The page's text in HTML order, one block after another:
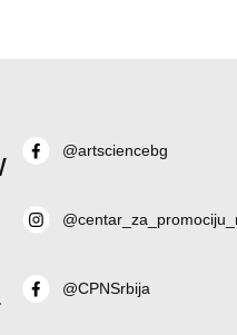
@artsciencebg
@CPNSrbija